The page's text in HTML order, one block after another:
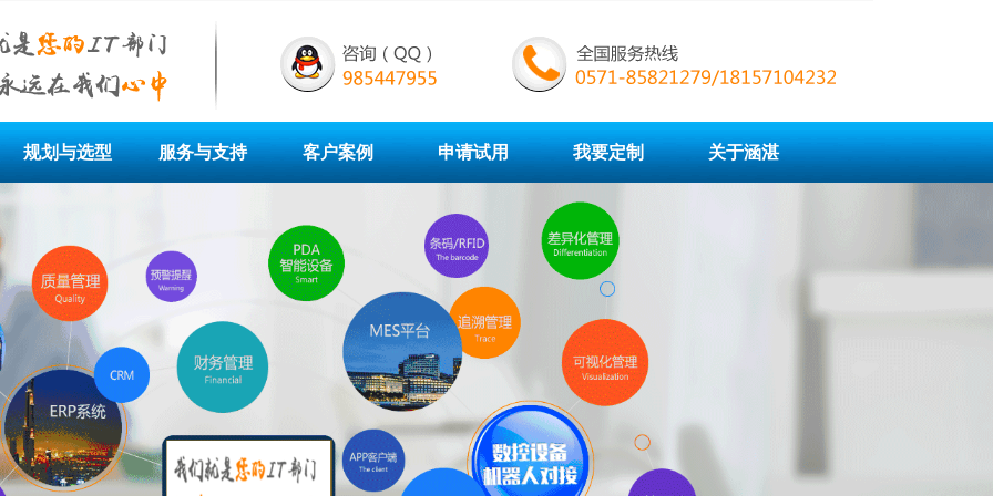
规划与选型 服务与支持 客户案例 申请试用 我要定制 关于涵湛